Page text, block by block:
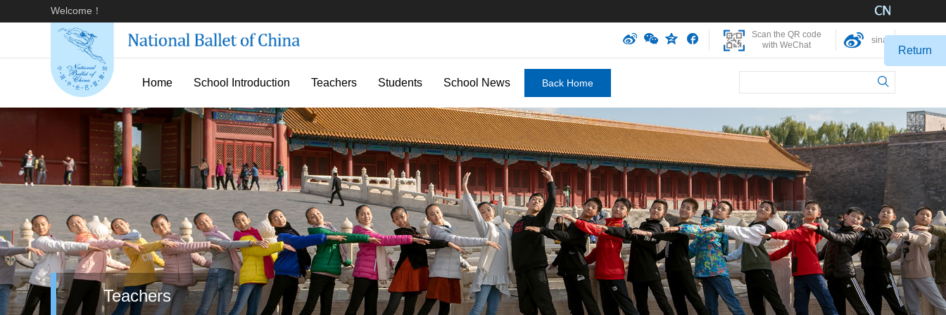
Return
Welcome！
Scan the QR code
with WeChat
sina
Home School Introduction Teachers Students School News Back Home
Teachers